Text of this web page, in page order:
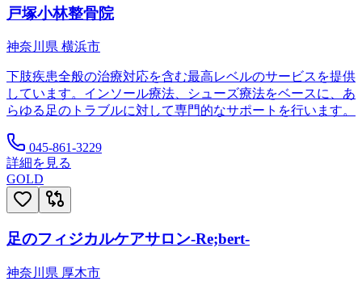
戸塚小林整骨院
神奈川県 横浜市
下肢疾患全般の治療対応を含む最高レベルのサービスを提供
しています。インソール療法、シューズ療法をベースに、あ
らゆる足のトラブルに対して専門的なサポートを行います。
045-861-3229
詳細を見る
GOLD
足のフィジカルケアサロン-Re;bert-
神奈川県 厚木市